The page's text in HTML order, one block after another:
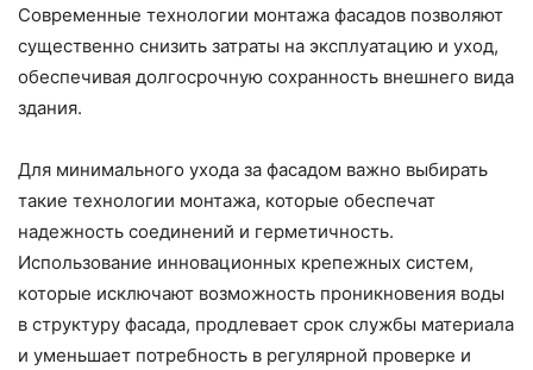
Современные технологии монтажа фасадов позволяют
существенно снизить затраты на эксплуатацию и уход,
обеспечивая долгосрочную сохранность внешнего вида
здания.
Для минимального ухода за фасадом важно выбирать
такие технологии монтажа, которые обеспечат
надежность соединений и герметичность.
Использование инновационных крепежных систем,
которые исключают возможность проникновения воды
в структуру фасада, продлевает срок службы материала
и уменьшает потребность в регулярной проверке и